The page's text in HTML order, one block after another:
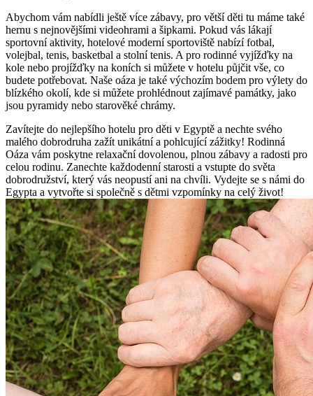
Abychom vám nabídli ještě více zábavy, pro větší děti tu máme také
hernu s nejnovějšími videohrami a šipkami. Pokud vás lákají
sportovní aktivity, hotelové moderní sportoviště nabízí fotbal,
volejbal, tenis, basketbal a stolní tenis. A pro rodinné vyjížďky na
kole nebo projížďky na koních si můžete v hotelu půjčit vše, co
budete potřebovat. Naše oáza je také výchozím bodem pro výlety do
blízkého okolí, kde si můžete prohlédnout zajímavé památky, jako
jsou pyramidy nebo starověké chrámy.
Zavítejte do nejlepšího hotelu pro děti v Egyptě a nechte svého
malého dobrodruha zažít unikátní a pohlcující zážitky! Rodinná
Oáza vám poskytne relaxační dovolenou, plnou zábavy a radosti pro
celou rodinu. Zanechte každodenní starosti a vstupte do světa
dobrodružství, který vás neopustí ani na chvíli. Vydejte se s námi do
Egypta a vytvořte si společně s dětmi vzpomínky na celý život!